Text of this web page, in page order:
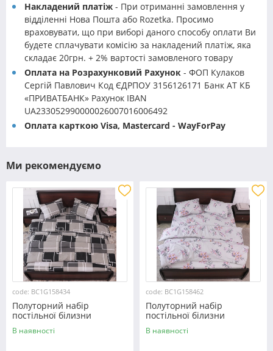
Накладений платіж - При отриманні замовлення у
відділенні Нова Пошта або Rozetka. Просимо
враховувати, що при виборі даного способу оплати Ви
будете сплачувати комісію за накладений платіж, яка
складає 20грн. + 2% вартості замовленого товару
Оплата на Розрахунковий Рахунок - ФОП Кулаков
Сергій Павлович Код ЄДРПОУ 3156126171 Банк АТ КБ
«ПРИВАТБАНК» Рахунок IBAN
UA233052990000026007016006492
Оплата карткою Visa, Mastercard - WayForPay
Ми рекомендуємо
code: BC1G158434
Полуторний набір
постільної білизни
150*220 із Бязі "Gold"
№158434 Черешенка™
В наявності
code: BC1G158462
Полуторний набір
постільної білизни
150*220 із Бязі "Gold"
№158462 Черешенька™
В наявності